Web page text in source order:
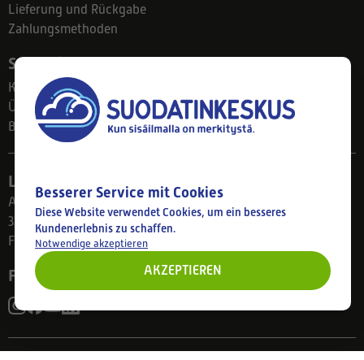
Lieferung und Rückgabe
Zahlungsmethoden
Suodatinkeskus
Kontakt
Über uns
Blog
Ladengeschäft
Ahlmanintie 61
33800 Tampere
Finnland
Folgen Sie uns
Besserer Service mit Cookies
Diese Website verwendet Cookies, um ein besseres
Kundenerlebnis zu schaffen.
Notwendige akzeptieren
AKZEPTIEREN